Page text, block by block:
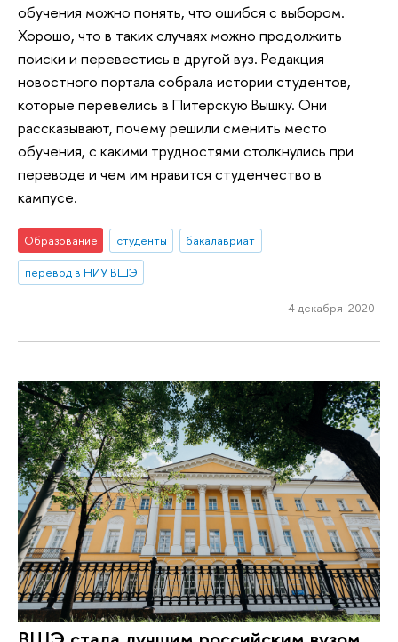
обучения можно понять, что ошибся с выбором.
Хорошо, что в таких случаях можно продолжить
поиски и перевестись в другой вуз. Редакция
новостного портала собрала истории студентов,
которые перевелись в Питерскую Вышку. Они
рассказывают, почему решили сменить место
обучения, с какими трудностями столкнулись при
переводе и чем им нравится студенчество в
кампусе.
Образование студенты
бакалавриат
перевод в НИУ ВШЭ
4 декабря 2020